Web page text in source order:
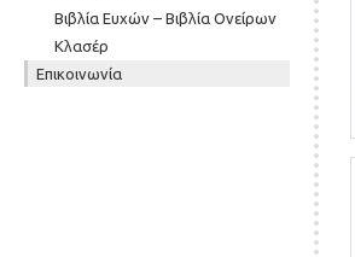
Βιβλία Ευχών – Βιβλία Ονείρων
Κλασέρ
Επικοινωνία